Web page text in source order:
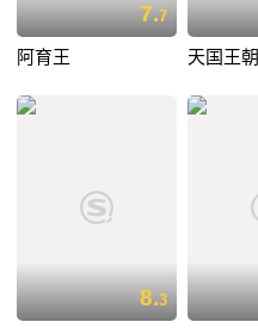
7.7
阿育王 天国王朝
8.3